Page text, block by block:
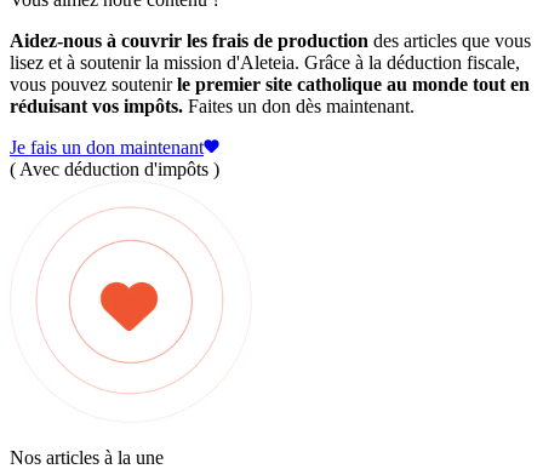
Aidez-nous à couvrir les frais de production des articles que vous
lisez et à soutenir la mission d'Aleteia. Grâce à la déduction fiscale,
vous pouvez soutenirle premier site catholique au monde tout en
réduisant vos impôts. Faites un don dès maintenant.
Je fais un don maintenant
( Avec déduction d'impôts )
Nos articles à la une